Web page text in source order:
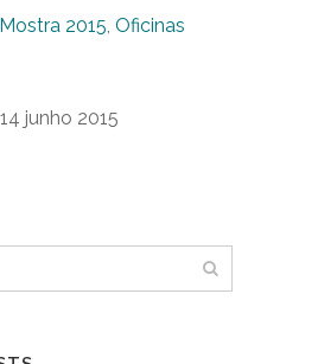
Mostra 2015, Oficinas
junho 2015